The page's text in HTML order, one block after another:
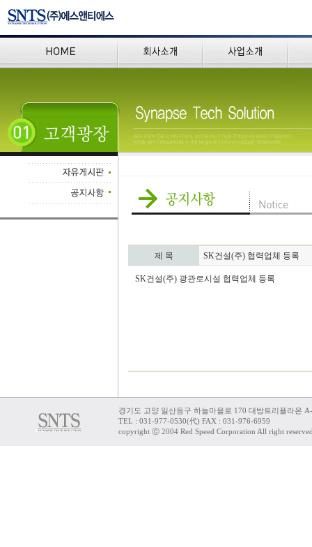
제 목 SK건설(주) 협력업체 등록
SK건설(주) 광관로시설 협력업체 등록
경기도 고양 일산동구 하늘마을로 170 대방트리플라온
TEL : 031-977-0530(代) FAX : 031-976-6959
copyright ⓒ 2004 Red Speed Corporation All right